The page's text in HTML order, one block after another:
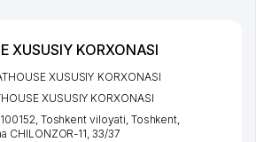
XUSUSIY KORXONASI
XUSUSIY KORXONASI
XUSUSIY KORXONASI
Toshkent viloyati, Toshkent,
CHILONZOR-11, 33/37